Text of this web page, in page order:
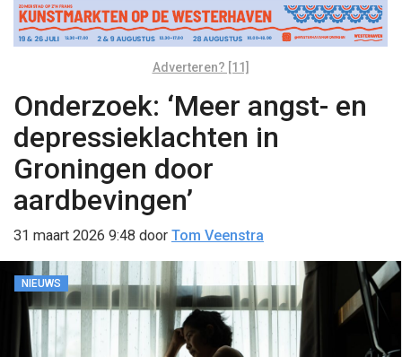
Adverteren? [11]
Onderzoek: ‘Meer angst- en
depressieklachten in
Groningen door
aardbevingen’
31 maart 2026 9:48 door Tom Veenstra
NIEUWS